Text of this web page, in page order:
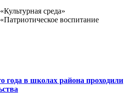
среда»
воспитание
года в школах района проходили